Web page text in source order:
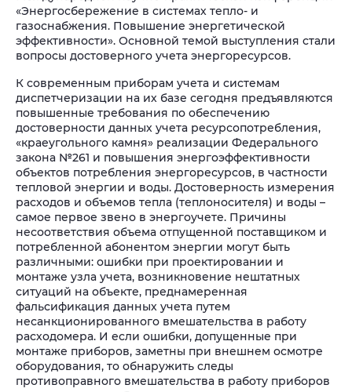
«Энергосбережение в системах тепло- и
газоснабжения. Повышение энергетической
эффективности». Основной темой выступления стали
вопросы достоверного учета энергоресурсов.
К современным приборам учета и системам
диспетчеризации на их базе сегодня предъявляются
повышенные требования по обеспечению
достоверности данных учета ресурсопотребления,
«краеугольного камня» реализации Федерального
закона №261 и повышения энергоэффективности
объектов потребления энергоресурсов, в частности
тепловой энергии и воды. Достоверность измерения
расходов и объемов тепла (теплоносителя) и воды –
самое первое звено в энергоучете. Причины
несоответствия объема отпущенной поставщиком и
потребленной абонентом энергии могут быть
различными: ошибки при проектировании и
монтаже узла учета, возникновение нештатных
ситуаций на объекте, преднамеренная
фальсификация данных учета путем
несанкционированного вмешательства в работу
расходомера. И если ошибки, допущенные при
монтаже приборов, заметны при внешнем осмотре
оборудования, то обнаружить следы
противоправного вмешательства в работу приборов